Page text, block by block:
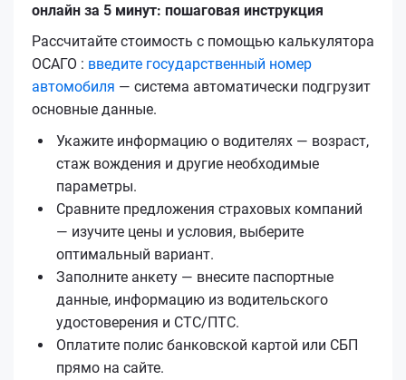
онлайн за 5 минут: пошаговая инструкция
Рассчитайте стоимость с помощью калькулятора
ОСАГО : введите государственный номер
автомобиля — система автоматически подгрузит
основные данные.
Укажите информацию о водителях — возраст,
стаж вождения и другие необходимые
параметры.
Сравните предложения страховых компаний
— изучите цены и условия, выберите
оптимальный вариант.
Заполните анкету — внесите паспортные
данные, информацию из водительского
удостоверения и СТС/ПТС.
Оплатите полис банковской картой или СБП
прямо на сайте.